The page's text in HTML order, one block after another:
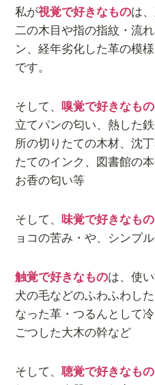
私が視覚で好きなものは
二の木目や指の指紋・流
ン、経年劣化した革の模
です。
そして、 嗅覚で好きなもの
立てパンの匂い、熱した
所の切りたての木材、沈
たてのインク、図書館の
お香の匂い等
そして、 味覚で好きなもの
ョコの苦み・や、シンプ
触覚で好きなものは、使
犬の毛などのふわふわし
なった革・つるんとして
ごつした大木の幹など
そして、聴覚で好きなもの